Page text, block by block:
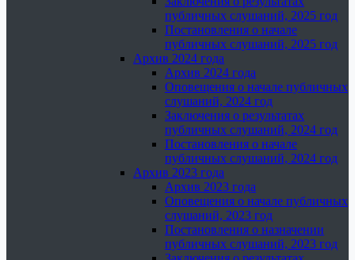
публичных слушаний, 2025 год
Постановления о начале
публичных слушаний, 2025 год
Архив 2024 года
Архив 2024 года
Оповещения о начале публичных
слушаний, 2024 год
Заключения о результатах
публичных слушаний, 2024 год
Постановления о начале
публичных слушаний, 2024 год
Архив 2023 года
Архив 2023 года
Оповещения о начале публичных
слушаний, 2023 год
Постановления о назначении
публичных слушаний, 2023 год